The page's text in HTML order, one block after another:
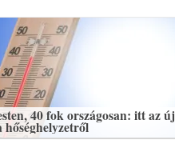
40 fok országosan: itt az új
hőséghelyzetről